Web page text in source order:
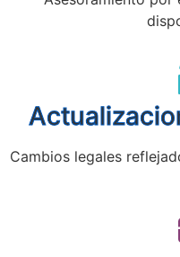
Cambios legales